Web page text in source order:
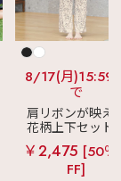
8/17(月)15:59
で
肩リボンが映え
花柄上下セット
メニーフラワー
ングパンツ 上下
ット
￥2,475 [50
FF]